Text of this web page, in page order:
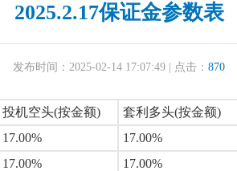
2025.2.17保证金参数表
发布时间：2025-02-14 17:07:49 | 点击： 870
投机空头(按金额) 套利多头(按金额)
17.00% 17.00%
17.00% 17.00%